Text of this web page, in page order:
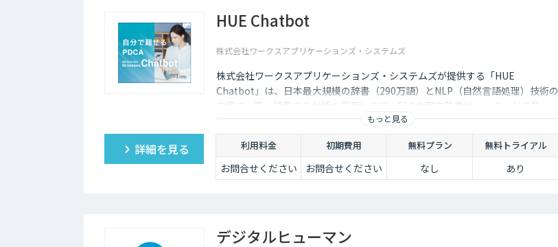
HUE Chatbot
株式会社ワークスアプリケーションズ・システムズ
株式会社ワークスアプリケーションズ・システムズが提供する「HUE
Chatbot」は、日本最大規模の辞書（290万語）とNLP（自然言語処理）技術の
応用で、高い精度での対話を実現します。FAQや固有辞書はノーコードで登
録、さらに利用状況や改善ポイントがダッシュボード化されており、自社で簡
単にPDCAを廻せます。
もっと見る
詳細を見る 利用料金 初期費用 無料プラン 無料トライアル
お問合せください お問合せください なし あり
デジタルヒューマン